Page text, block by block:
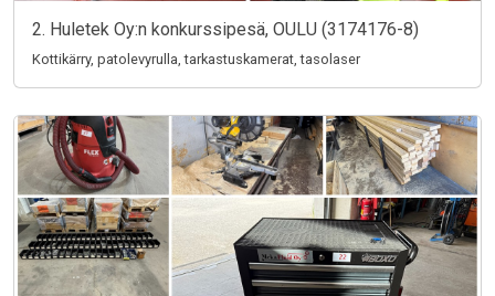
2. Huletek Oy:n konkurssipesä, OULU (3174176-8)
Kottikärry, patolevyrulla, tarkastuskamerat, tasolaser